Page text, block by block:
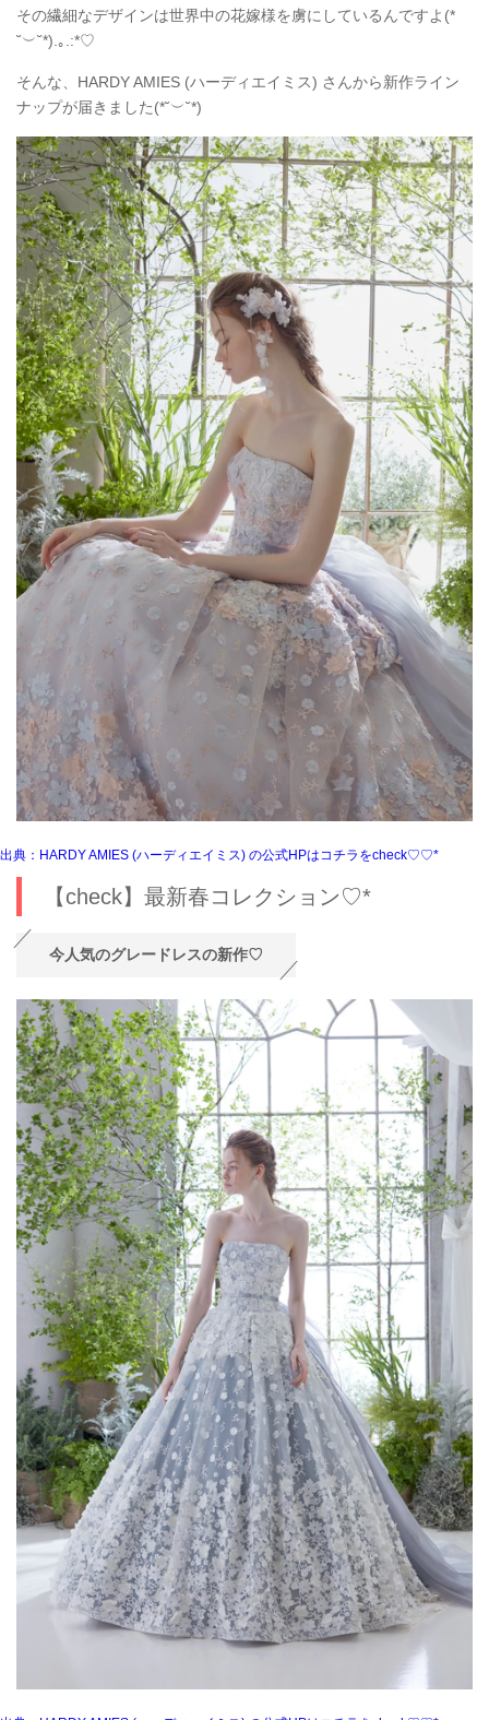
その繊細なデザインは世界中の花嫁様を虜にしているんですよ(*
˘︶˘*).｡.:*♡
そんな、HARDY AMIES (ハーディエイミス) さんから新作ライン
ナップが届きました(*˘︶˘*)
出典：HARDY AMIES (ハーディエイミス) の公式HPはコチラをcheck♡♡*
【check】最新春コレクション♡*
今人気のグレードレスの新作♡